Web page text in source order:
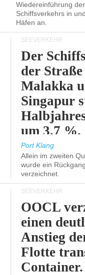
Wiedereinführung
Schiffsverkehrs in
Häfen an.
SEEVERKEHR
Der
der
Malakka
Singapur
um 3,7 %.
Port Klang
Allein im zweiten
wurde ein
verzeichnet.
SEEVERKEHR
OOCL
einen
Anstieg
Flotte
Container.